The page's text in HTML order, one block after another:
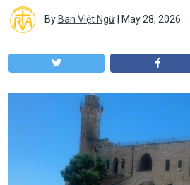
By Ban Việt Ngữ| May 28, 2026